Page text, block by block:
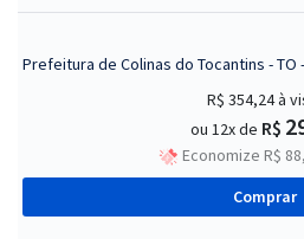
Prefeitura de Colinas do Tocantins - TO
R$ 354,24à
ou 12x de R$
Economize R$
Comprar